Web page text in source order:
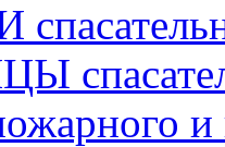
и